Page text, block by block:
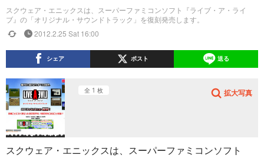
スクウェア・エニックスは、スーパーファミコンソフト『ライブ・ア・ライ
ブ』の「オリジナル・サウンドトラック」を復刻発売します。
2012.2.25 Sat 16:00
シェア ポスト 送る
全 1 枚 拡大写真
スクウェア・エニックスは、スーパーファミコンソフト